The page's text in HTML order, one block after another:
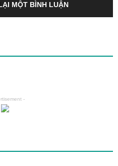
MỘT BÌNH LUẬN
-